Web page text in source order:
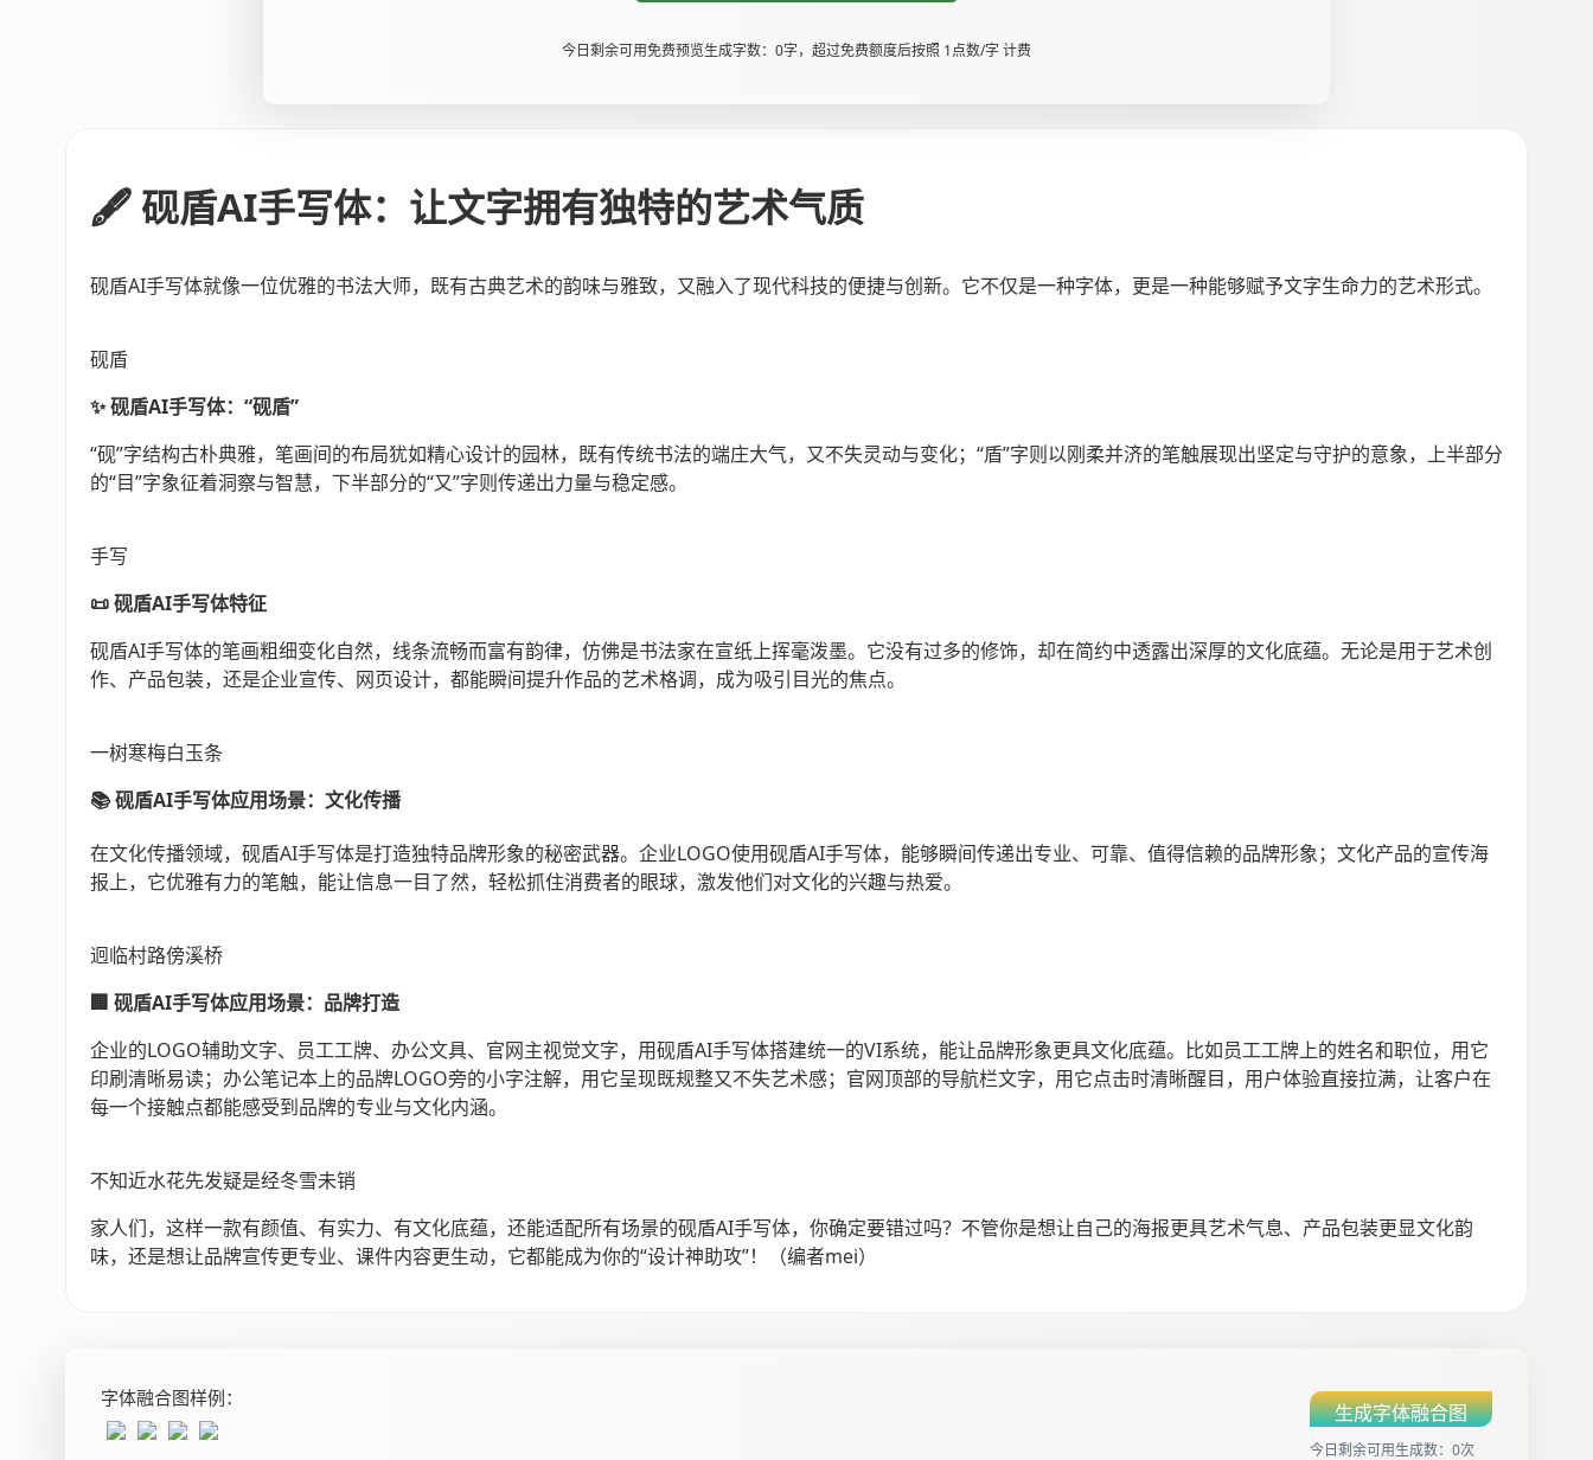
今日剩余可用免费预览生成字数：0字，超过免费额度后按照 1点数/字 计费
🖋️ 砚盾AI手写体：让文字拥有独特的艺术气质
砚盾AI手写体就像一位优雅的书法大师，既有古典艺术的韵味与雅致，又融入了现代科技的便捷与创新。它不仅是一种字体，更是一种能够赋予文字生命力的艺术形式。
砚盾
✨ 砚盾AI手写体：“砚盾”
“砚”字结构古朴典雅，笔画间的布局犹如精心设计的园林，既有传统书法的端庄大气，又不失灵动与变化；“盾”字则以刚柔并济的笔触展现出坚定与守护的意象，上半部分
的“目”字象征着洞察与智慧，下半部分的“又”字则传递出力量与稳定感。
手写
📜 砚盾AI手写体特征
砚盾AI手写体的笔画粗细变化自然，线条流畅而富有韵律，仿佛是书法家在宣纸上挥毫泼墨。它没有过多的修饰，却在简约中透露出深厚的文化底蕴。无论是用于艺术创
作、产品包装，还是企业宣传、网页设计，都能瞬间提升作品的艺术格调，成为吸引目光的焦点。
一树寒梅白玉条
📚 砚盾AI手写体应用场景：文化传播
在文化传播领域，砚盾AI手写体是打造独特品牌形象的秘密武器。企业LOGO使用砚盾AI手写体，能够瞬间传递出专业、可靠、值得信赖的品牌形象；文化产品的宣传海
报上，它优雅有力的笔触，能让信息一目了然，轻松抓住消费者的眼球，激发他们对文化的兴趣与热爱。
迥临村路傍溪桥
🏢 砚盾AI手写体应用场景：品牌打造
企业的LOGO辅助文字、员工工牌、办公文具、官网主视觉文字，用砚盾AI手写体搭建统一的VI系统，能让品牌形象更具文化底蕴。比如员工工牌上的姓名和职位，用它
印刷清晰易读；办公笔记本上的品牌LOGO旁的小字注解，用它呈现既规整又不失艺术感；官网顶部的导航栏文字，用它点击时清晰醒目，用户体验直接拉满，让客户在
每一个接触点都能感受到品牌的专业与文化内涵。
不知近水花先发疑是经冬雪未销
家人们，这样一款有颜值、有实力、有文化底蕴，还能适配所有场景的砚盾AI手写体，你确定要错过吗？不管你是想让自己的海报更具艺术气息、产品包装更显文化韵
味，还是想让品牌宣传更专业、课件内容更生动，它都能成为你的“设计神助攻”！（编者mei）
字体融合图样例：
生成字体融合图
今日剩余可用生成数：0次